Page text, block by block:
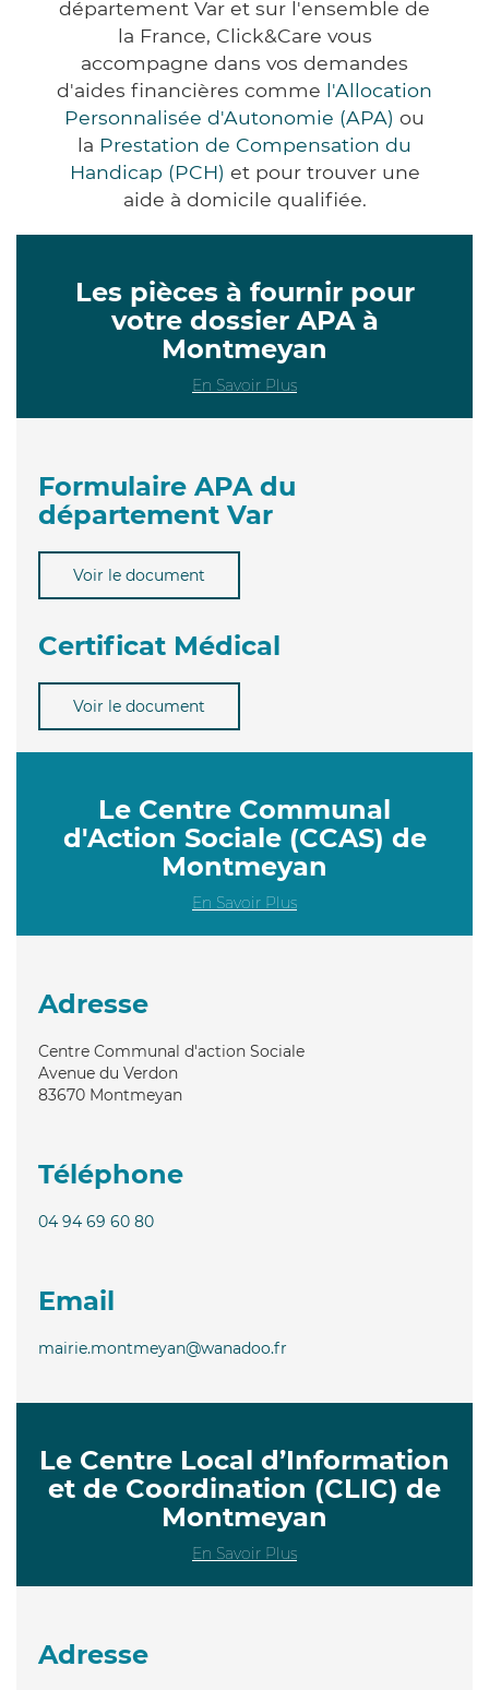
département Var et sur l'ensemble de
la France, Click&Care vous
accompagne dans vos demandes
d'aides financières comme l'Allocation
Personnalisée d'Autonomie (APA) ou
la Prestation de Compensation du
Handicap (PCH) et pour trouver une
aide à domicile qualifiée.
Les pièces à fournir pour
votre dossier APA à
Montmeyan
En Savoir Plus
Formulaire APA du
département Var
Voir le document
Certificat Médical
Voir le document
Le Centre Communal
d'Action Sociale (CCAS) de
Montmeyan
En Savoir Plus
Adresse
Centre Communal d'action Sociale
Avenue du Verdon
83670 Montmeyan
Téléphone
04 94 69 60 80
Email
mairie.montmeyan@wanadoo.fr
Le Centre Local d’Information
et de Coordination (CLIC) de
Montmeyan
En Savoir Plus
Adresse